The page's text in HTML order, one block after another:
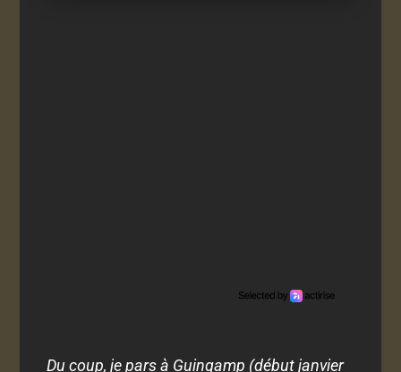
Du coup, je pars à Guingamp (début janvier